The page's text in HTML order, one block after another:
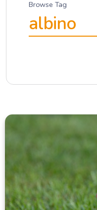
Browse Tag
albino